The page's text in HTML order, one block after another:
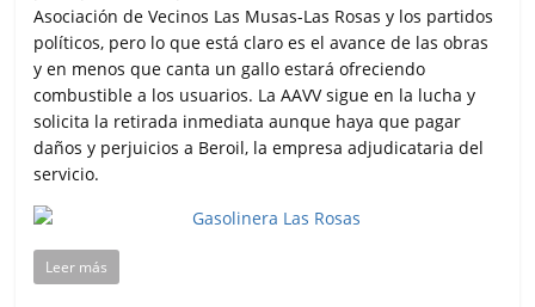
Asociación de Vecinos Las Musas-Las Rosas y los partidos
políticos, pero lo que está claro es el avance de las obras
y en menos que canta un gallo estará ofreciendo
combustible a los usuarios. La AAVV sigue en la lucha y
solicita la retirada inmediata aunque haya que pagar
daños y perjuicios a Beroil, la empresa adjudicataria del
servicio.
Leer más